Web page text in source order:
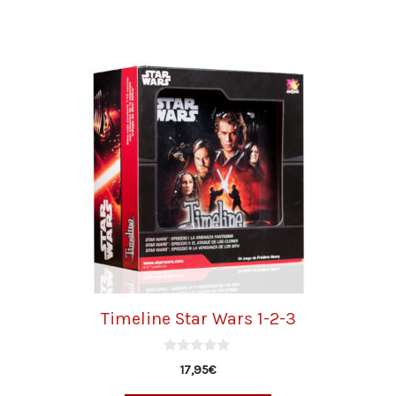
Timeline Star Wars 1-2-3
17,95€